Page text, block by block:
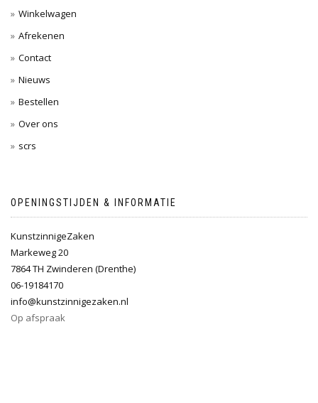
Winkelwagen
Afrekenen
Contact
Nieuws
Bestellen
Over ons
scrs
OPENINGSTIJDEN & INFORMATIE
KunstzinnigeZaken
Markeweg 20
7864 TH Zwinderen (Drenthe)
06-19184170
info@kunstzinnigezaken.nl
Op afspraak